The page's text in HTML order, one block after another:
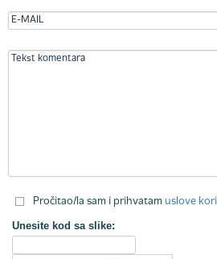
Pročitao/la sam i prihvatam uslove
Unesite kod sa slike: